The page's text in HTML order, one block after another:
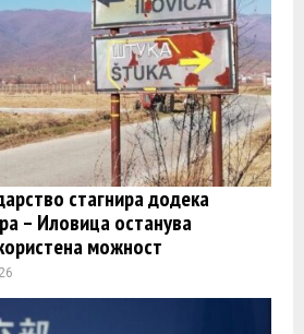
стагнира додека
– Иловица останува
можност